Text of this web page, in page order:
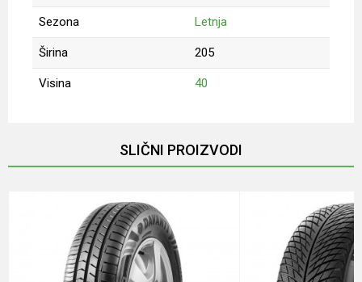
Sezona Letnja
Širina 205
Visina 40
SLIČNI PROIZVODI